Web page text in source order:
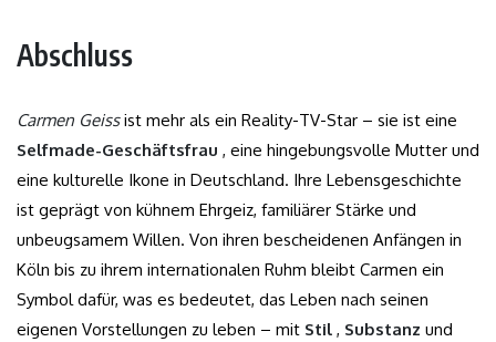
Abschluss
Carmen Geissist mehr als ein Reality-TV-Star – sie ist eine
Selfmade-Geschäftsfrau , eine hingebungsvolle Mutter und
eine kulturelle Ikone in Deutschland. Ihre Lebensgeschichte
ist geprägt von kühnem Ehrgeiz, familiärer Stärke und
unbeugsamem Willen. Von ihren bescheidenen Anfängen in
Köln bis zu ihrem internationalen Ruhm bleibt Carmen ein
Symbol dafür, was es bedeutet, das Leben nach seinen
eigenen Vorstellungen zu leben – mit Stil , Substanz und